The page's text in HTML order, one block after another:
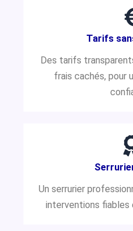
Tarifs
Des tarifs
frais cachés, pour
Un serrurier
interventions fiables